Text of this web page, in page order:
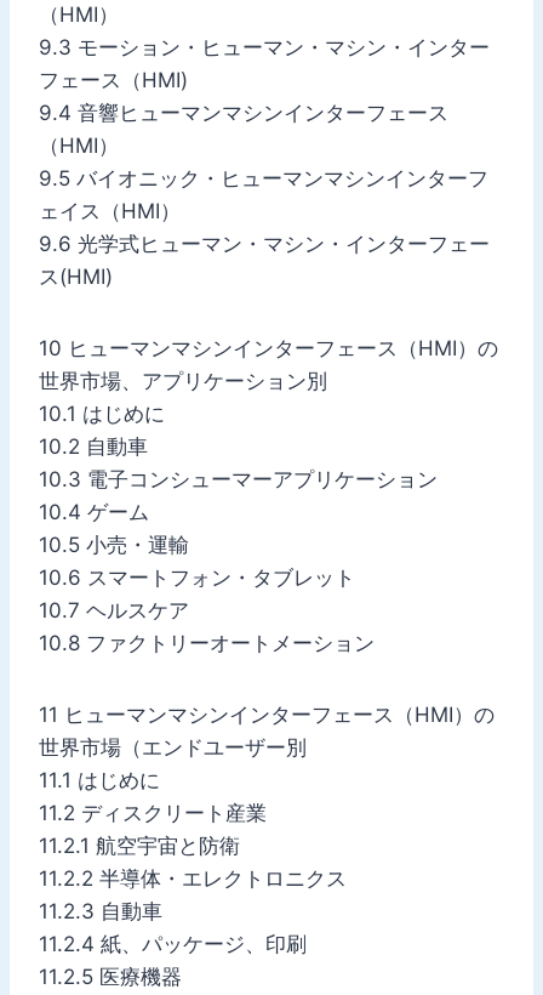
（HMI）
9.3 モーション・ヒューマン・マシン・インター
フェース（HMI)
9.4 音響ヒューマンマシンインターフェース
（HMI）
9.5 バイオニック・ヒューマンマシンインターフ
ェイス（HMI）
9.6 光学式ヒューマン・マシン・インターフェー
ス(HMI)
10 ヒューマンマシンインターフェース（HMI）の
世界市場、アプリケーション別
10.1 はじめに
10.2 自動車
10.3 電子コンシューマーアプリケーション
10.4 ゲーム
10.5 小売・運輸
10.6 スマートフォン・タブレット
10.7 ヘルスケア
10.8 ファクトリーオートメーション
11 ヒューマンマシンインターフェース（HMI）の
世界市場（エンドユーザー別
11.1 はじめに
11.2 ディスクリート産業
11.2.1 航空宇宙と防衛
11.2.2 半導体・エレクトロニクス
11.2.3 自動車
11.2.4 紙、パッケージ、印刷
11.2.5 医療機器